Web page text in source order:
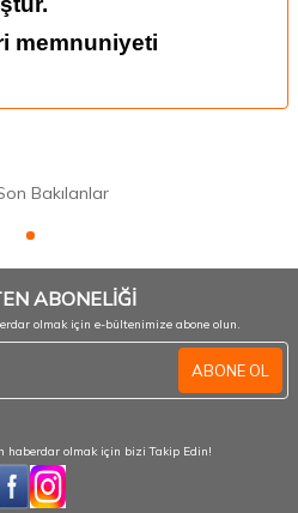
memnuniyeti
Bakılanlar
ABONELİĞİ
olmak için e-bültenimize abone olun.
ABONE OL
haberdar olmak için bizi Takip Edin!